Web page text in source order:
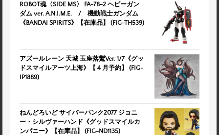
ROBOT魂〈SIDE MS〉 FA-78-2 ヘビーガン
ダム ver. A.N.I.M.E. / 機動戦士ガンダム
《BANDAI SPIRITS》【在庫品】 (FIG-TH539)
アズールレーン 天城 玉座落鸞Ver. 1/7《グッ
ドスマイルアーツ上海》【４月予約】 (FIG-
IP1889)
ねんどろいど サイバーパンク2077 ジョニ
ー・シルヴァーハンド《グッドスマイルカ
ンパニー》【在庫品】 (FIG-ND1135)